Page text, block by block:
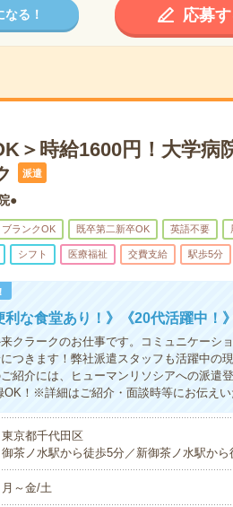
なる！ 応募
＞時給1600円！大学
派遣
●
ブランクOK 既卒第二新卒OK 英語不要
シフト 医療福祉 交費支給 駅歩5分
利な食堂あり！》《20代活躍中！
クラークのお仕事です。コミュニケーシ
つきます！弊社派遣スタッフも活躍中の
紹介には、ヒューマンリソシアへの派遣
！※詳細はご紹介・面談時等にお伝えい
東京都千代田区
御茶ノ水駅から徒歩5分／新御茶ノ水駅か
月～金/土